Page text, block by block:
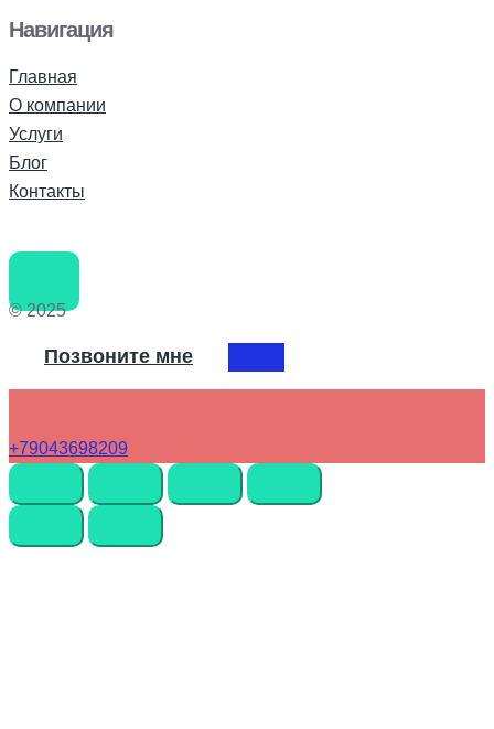
Навигация
Главная
О компании
Услуги
Блог
Контакты
© 2025
Позвоните мне
+79043698209